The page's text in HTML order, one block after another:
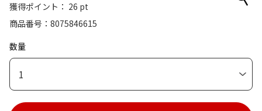
獲得ポイント： 26 pt
商品番号
8075846615
数量
1